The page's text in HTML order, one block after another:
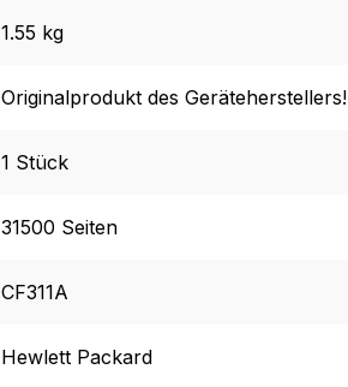
1.55 kg
Originalprodukt des Geräteherstellers!
1 Stück
31500 Seiten
CF311A
Hewlett Packard